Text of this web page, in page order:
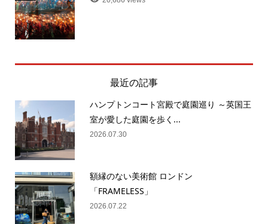
最近の記事
ハンプトンコート宮殿で庭園巡り ～英国王
室が愛した庭園を歩く...
2026.07.30
額縁のない美術館 ロンドン
「FRAMELESS」
2026.07.22